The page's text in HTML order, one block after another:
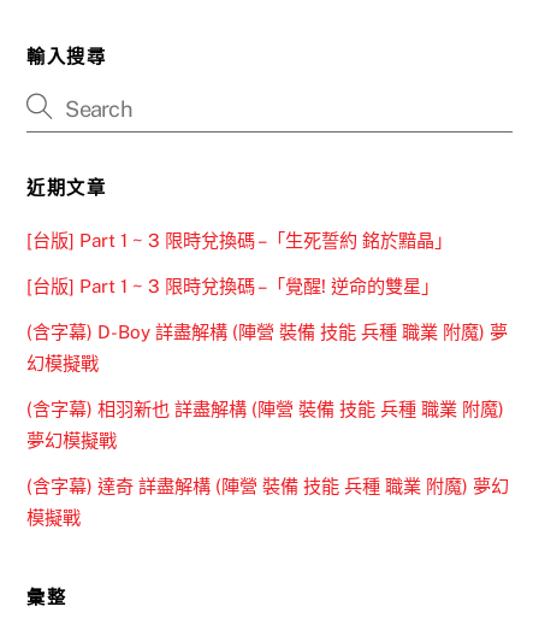
輸入搜尋
近期文章
[台版] Part 1 ~ 3 限時兌換碼 –「生死誓約 銘於黯晶」
[台版] Part 1 ~ 3 限時兌換碼 –「覺醒! 逆命的雙星」
(含字幕) D-Boy 詳盡解構 (陣營 裝備 技能 兵種 職業 附魔) 夢
幻模擬戰
(含字幕) 相羽新也 詳盡解構 (陣營 裝備 技能 兵種 職業 附魔)
夢幻模擬戰
(含字幕) 達奇 詳盡解構 (陣營 裝備 技能 兵種 職業 附魔) 夢幻
模擬戰
彙整